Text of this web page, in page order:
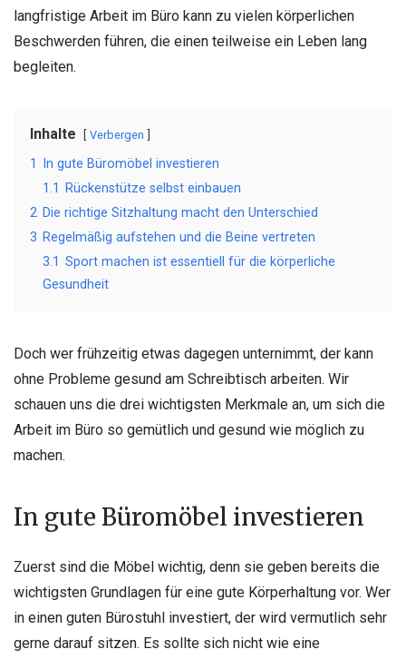
langfristige Arbeit im Büro kann zu vielen körperlichen
Beschwerden führen, die einen teilweise ein Leben lang
begleiten.
Inhalte Verbergen
1
In gute Büromöbel investieren
1.1
Rückenstütze selbst einbauen
2 Die richtige Sitzhaltung macht den Unterschied
3 Regelmäßig aufstehen und die Beine vertreten
3.1 Sport machen ist essentiell für die körperliche
Gesundheit
Doch wer frühzeitig etwas dagegen unternimmt, der kann
ohne Probleme gesund am Schreibtisch arbeiten. Wir
schauen uns die drei wichtigsten Merkmale an, um sich die
Arbeit im Büro so gemütlich und gesund wie möglich zu
machen.
In gute Büromöbel investieren
Zuerst sind die Möbel wichtig, denn sie geben bereits die
wichtigsten Grundlagen für eine gute Körperhaltung vor. Wer
in einen guten Bürostuhl investiert, der wird vermutlich sehr
gerne darauf sitzen. Es sollte sich nicht wie eine